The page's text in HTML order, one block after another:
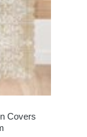
Covers